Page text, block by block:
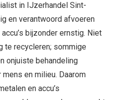
in IJzerhandel Sint-
en verantwoord afvoeren
bijzonder ernstig. Niet
te recycleren; sommige
onjuiste behandeling
en milieu. Daarom
en accu’s